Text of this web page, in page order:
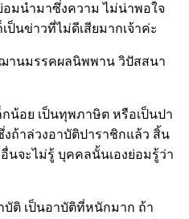
อมนำมาซึ่งความ ไม่น่าพอใจ
นข่าวที่ไม่ดีเสียมากเจ้าค่ะ
านมรรคผลนิพพาน วิปัสสนา
น้อย เป็นทุพภาษิต หรือเป็นปา
ถ้าล่วงอาบัติปาราชิกแล้ว สิ้น
จะไม่รู้ บุคคลนั้นเองย่อมรู้ว่า
บัติ เป็นอาบัติที่หนักมาก ถ้า